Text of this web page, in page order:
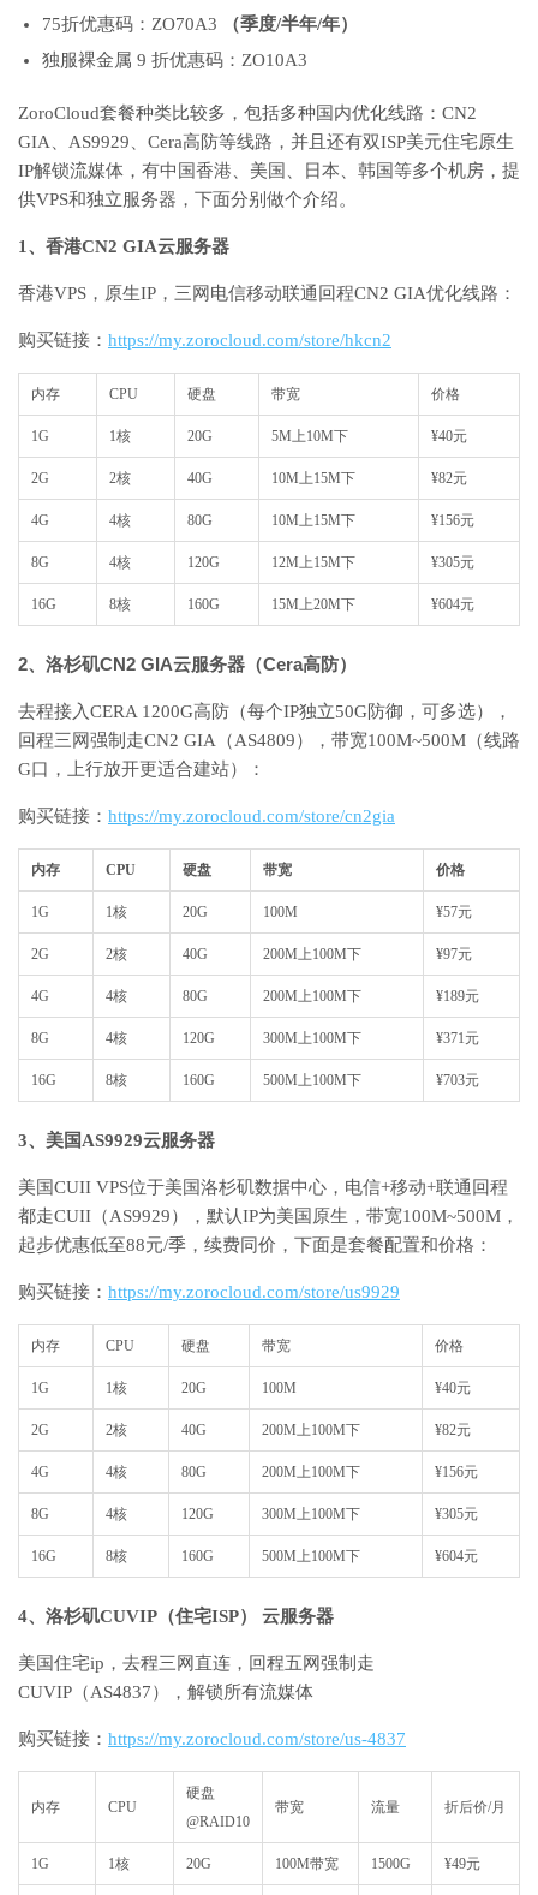
75折优惠码：ZO70A3
（季度/半年/年）
独服裸金属 9 折优惠码：ZO10A3
ZoroCloud套餐种类比较多，包括多种国内优化线路：CN2
GIA、AS9929、Cera高防等线路，并且还有双ISP美元住宅原生
IP解锁流媒体，有中国香港、美国、日本、韩国等多个机房，提
供VPS和独立服务器，下面分别做个介绍。
1、香港CN2 GIA云服务器
香港VPS，原生IP，三网电信移动联通回程CN2 GIA优化线路：
购买链接： https://my.zorocloud.com/store/hkcn2
内存 CPU 硬盘 带宽 价格
1G 1核 20G 5M上10M下 ¥40元
2G 2核 40G 10M上15M下 ¥82元
4G 4核 80G 10M上15M下 ¥156元
8G 4核 120G 12M上15M下 ¥305元
16G 8核 160G 15M上20M下 ¥604元
2、洛杉矶CN2 GIA云服务器（Cera高防）
去程接入CERA 1200G高防（每个IP独立50G防御，可多选），
回程三网强制走CN2 GIA（AS4809），带宽100M~500M（线路
G口，上行放开更适合建站）：
购买链接： https://my.zorocloud.com/store/cn2gia
内存 CPU 硬盘 带宽 价格
1G 1核 20G 100M ¥57元
2G 2核 40G 200M上100M下 ¥97元
4G 4核 80G 200M上100M下 ¥189元
8G 4核 120G 300M上100M下 ¥371元
16G 8核 160G 500M上100M下 ¥703元
3、美国AS9929云服务器
美国CUII VPS位于美国洛杉矶数据中心，电信+移动+联通回程
都走CUII（AS9929），默认IP为美国原生，带宽100M~500M，
起步优惠低至88元/季，续费同价，下面是套餐配置和价格：
购买链接： https://my.zorocloud.com/store/us9929
内存 CPU 硬盘 带宽 价格
1G 1核 20G 100M ¥40元
2G 2核 40G 200M上100M下 ¥82元
4G 4核 80G 200M上100M下 ¥156元
8G 4核 120G 300M上100M下 ¥305元
16G 8核 160G 500M上100M下 ¥604元
4、洛杉矶CUVIP（住宅ISP） 云服务器
美国住宅ip，去程三网直连，回程五网强制走
CUVIP（AS4837），解锁所有流媒体
购买链接： https://my.zorocloud.com/store/us-4837
内存 CPU
硬盘
@RAID10
带宽 流量 折后价/月
1G 1核 20G 100M带宽 1500G ¥49元